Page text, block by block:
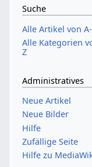
Suche
Alle Artikel von
Alle Kategorien
Z
Administratives
Neue Artikel
Neue Bilder
Hilfe
Zufällige Seite
Hilfe zu